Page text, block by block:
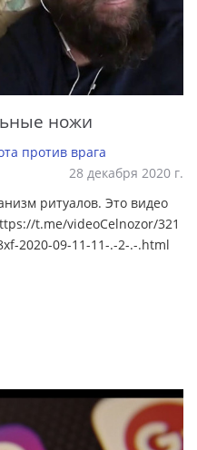
ножи
против врага
28 декабря 2020 г.
ритуалов. Это видео
t.me/videoCelnozor/321
2020-09-11-11-.-2-.-.html